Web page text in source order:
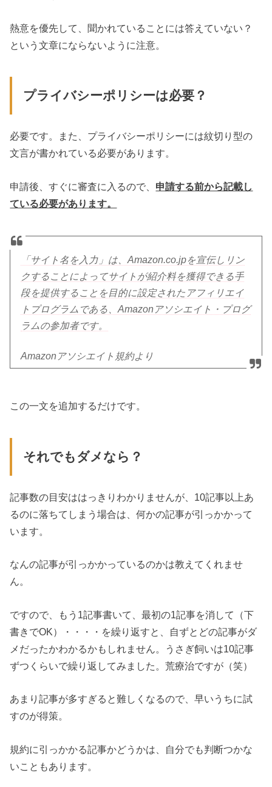
熱意を優先して、聞かれていることには答えていない？
という文章にならないように注意。
プライバシーポリシーは必要？
必要です。また、プライバシーポリシーには紋切り型の
文言が書かれている必要があります。
申請後、すぐに審査に入るので、 申請する前から記載し
ている必要があります。
「サイト名を入力」は、Amazon.co.jpを宣伝しリン
クすることによってサイトが紹介料を獲得できる手
段を提供することを目的に設定されたアフィリエイ
トプログラムである、Amazonアソシエイト・プログ
ラムの参加者です。
Amazonアソシエイト規約より
この一文を追加するだけです。
それでもダメなら？
記事数の目安ははっきりわかりませんが、10記事以上あ
るのに落ちてしまう場合は、何かの記事が引っかかって
います。
なんの記事が引っかかっているのかは教えてくれませ
ん。
ですので、もう1記事書いて、最初の1記事を消して（下
書きでOK）・・・・を繰り返すと、自ずとどの記事がダ
メだったかわかるかもしれません。うさぎ飼いは10記事
ずつくらいで繰り返してみました。荒療治ですが（笑）
あまり記事が多すぎると難しくなるので、早いうちに試
すのが得策。
規約に引っかかる記事かどうかは、自分でも判断つかな
いこともあります。